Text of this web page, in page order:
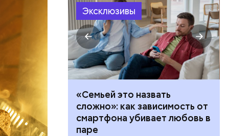
Эксклюзивы
как
борщевик и
«Семьей это назвать
сложно»: как зависимость от
смартфона убивает любовь в
паре